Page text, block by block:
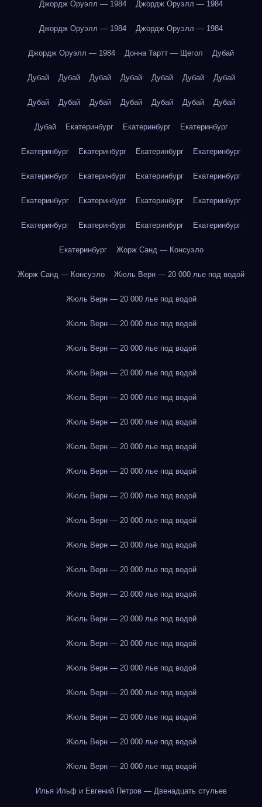
Джордж Оруэлл — 1984 Джордж Оруэлл — 1984
Джордж Оруэлл — 1984 Джордж Оруэлл — 1984
Джордж Оруэлл — 1984 Донна Тартт — Щегол Дубай
Дубай Дубай Дубай Дубай Дубай Дубай Дубай
Дубай Дубай Дубай Дубай Дубай Дубай Дубай
Дубай Екатеринбург Екатеринбург Екатеринбург
Екатеринбург Екатеринбург Екатеринбург Екатеринбург
Екатеринбург Екатеринбург Екатеринбург Екатеринбург
Екатеринбург Екатеринбург Екатеринбург Екатеринбург
Екатеринбург Екатеринбург Екатеринбург Екатеринбург
Екатеринбург Жорж Санд — Консуэло
Жорж Санд — Консуэло Жюль Верн — 20 000 лье под водой
Жюль Верн — 20 000 лье под водой
Жюль Верн — 20 000 лье под водой
Жюль Верн — 20 000 лье под водой
Жюль Верн — 20 000 лье под водой
Жюль Верн — 20 000 лье под водой
Жюль Верн — 20 000 лье под водой
Жюль Верн — 20 000 лье под водой
Жюль Верн — 20 000 лье под водой
Жюль Верн — 20 000 лье под водой
Жюль Верн — 20 000 лье под водой
Жюль Верн — 20 000 лье под водой
Жюль Верн — 20 000 лье под водой
Жюль Верн — 20 000 лье под водой
Жюль Верн — 20 000 лье под водой
Жюль Верн — 20 000 лье под водой
Жюль Верн — 20 000 лье под водой
Жюль Верн — 20 000 лье под водой
Жюль Верн — 20 000 лье под водой
Жюль Верн — 20 000 лье под водой
Жюль Верн — 20 000 лье под водой
Илья Ильф и Евгений Петров — Двенадцать стульев